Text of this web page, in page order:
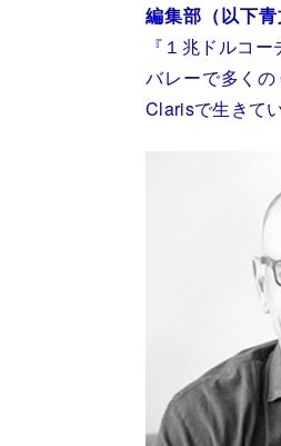
編集部（以下
『１兆ドルコ
バレーで多く
Clarisで生きて